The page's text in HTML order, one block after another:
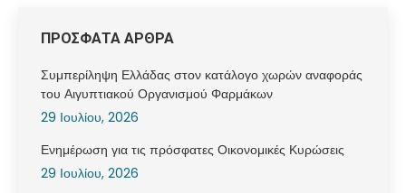
ΠΡΟΣΦΑΤΑ ΑΡΘΡΑ
Συμπερίληψη Ελλάδας στον κατάλογο χωρών αναφοράς
του Αιγυπτιακού Οργανισμού Φαρμάκων
29 Ιουλίου, 2026
Ενημέρωση για τις πρόσφατες Οικονομικές Κυρώσεις
29 Ιουλίου, 2026